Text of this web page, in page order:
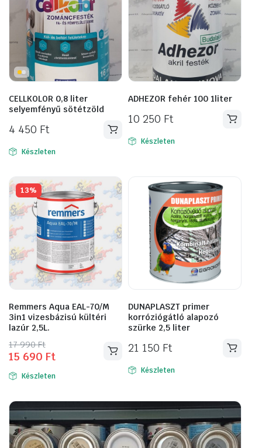
CELLKOLOR 0,8 liter
selyemfényű sötétzöld
4 450 Ft
Készleten
ADHEZOR fehér 100 1liter
10 250 Ft
Készleten
13%
Remmers Aqua EAL-70/M
3in1 vizesbázisú kültéri
lazúr 2,5L.
17 990Ft
Original
price
was:
990 Ft.
15 690 Ft
Current
price
is:
690 Ft.
Ennek
a
több
variációja
van.
A
Készleten
DUNAPLASZT primer
korróziógátló alapozó
szürke 2,5 liter
21 150 Ft
Készleten